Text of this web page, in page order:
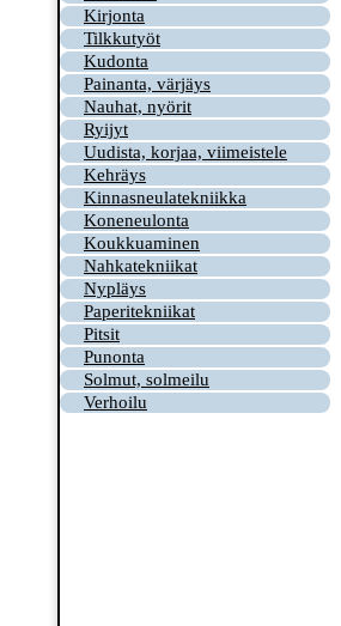
Kirjonta
Tilkkutyöt
Kudonta
Painanta, värjäys
Nauhat, nyörit
Ryijyt
Uudista, korjaa, viimeistele
Kehräys
Kinnasneulatekniikka
Koneneulonta
Koukkuaminen
Nahkatekniikat
Nypläys
Paperitekniikat
Pitsit
Punonta
Solmut, solmeilu
Verhoilu